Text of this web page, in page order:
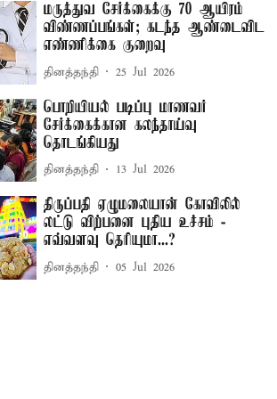
மருத்துவ சேர்க்கைக்கு 70 ஆயிரம்
விண்ணப்பங்கள்; கடந்த ஆண்டைவிட
எண்ணிக்கை குறைவு
தினத்தந்தி 25 Jul 2026
பொறியியல் படிப்பு மாணவர்
சேர்க்கைக்கான கலந்தாய்வு
தொடங்கியது
தினத்தந்தி 13 Jul 2026
திருப்பதி ஏழுமலையான் கோவிலில்
லட்டு விற்பனை புதிய உச்சம் -
எவ்வளவு தெரியுமா...?
தினத்தந்தி 05 Jul 2026